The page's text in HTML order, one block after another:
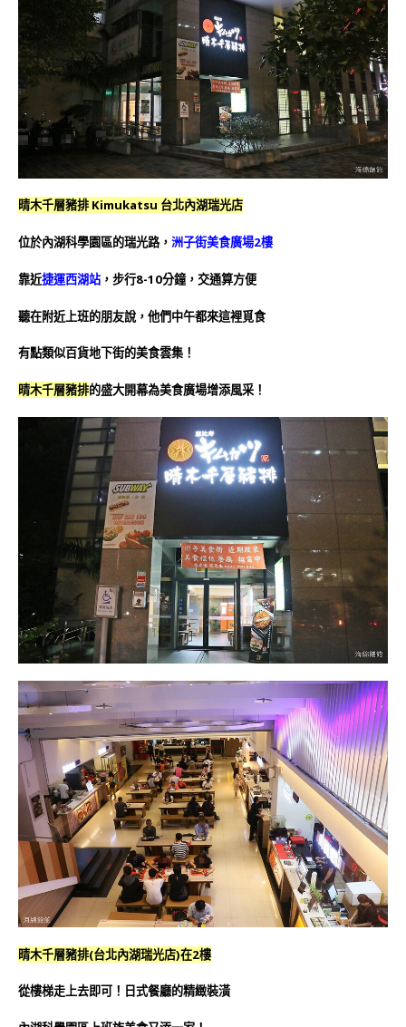
晴木千層豬排 Kimukatsu 台北內湖瑞光店
位於內湖科學園區的瑞光路， 洲子街美食廣場2樓
靠近捷運西湖站 ，步行8-10分鐘，交通算方便
聽在附近上班的朋友說，他們中午都來這裡覓食
有點類似百貨地下街的美食雲集！
晴木千層豬排的盛大開幕為美食廣場增添風采！
晴木千層豬排(台北內湖瑞光店)在2樓
從樓梯走上去即可！日式餐廳的精緻裝潢